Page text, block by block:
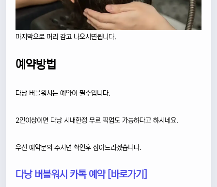
마지막으로 머리 감고 나오시면됩니다.
예약방법
다낭 버블워시는 예약이 필수입니다.
2인이상이면 다낭 시내한정 무료 픽업도 가능하다고 하시네요.
우선 예약문의 주시면 확인후 잡아드리겠습니다.
다낭 버블워시 카톡 예약 [바로가기]